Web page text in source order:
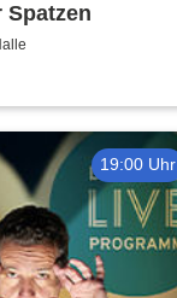
Spatzen
19:00 Uhr